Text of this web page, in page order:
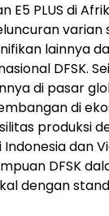
E5 PLUS di
varian
lainnya
DFSK.
di pasar
di
produksi
dan
DFSK
dengan